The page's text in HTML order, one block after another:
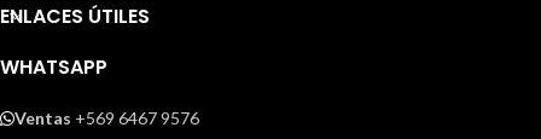
ENLACES ÚTILES
WHATSAPP
Ventas +569 6467 9576